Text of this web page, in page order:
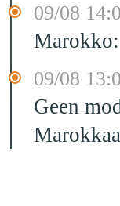
09/08
09/08
Geen